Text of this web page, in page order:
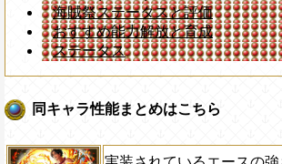
海賊祭ステータスと評価
おすすめ能力解放と育成
ステータス
同キャラ性能まとめはこちら